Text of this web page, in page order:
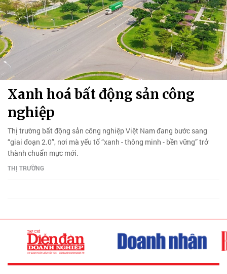
Xanh hoá bất động sản công
nghiệp
Thị trường bất động sản công nghiệp Việt Nam đang bước sang
“giai đoạn 2.0”, nơi mà yếu tố “xanh - thông minh - bền vững” trở
thành chuẩn mực mới.
THỊ TRƯỜNG